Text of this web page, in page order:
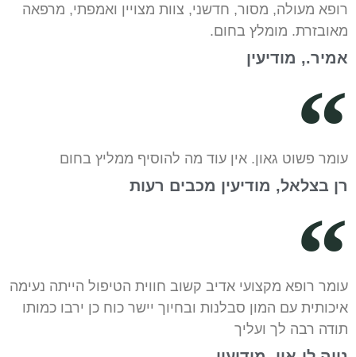
רופא מעולה, מסור, חדשני, צוות מצויין ואמפתי, מרפאה
מאובזרת. מומלץ בחום.
אמיר., מודיעין
עומר פשוט גאון. אין עוד מה להוסיף ממליץ בחום
רן בצלאל, מודיעין מכבים רעות
עומר רופא מקצועי אדיב קשוב חווית הטיפול הייתה נעימה
איכותית עם המון סבלנות ובחיוך יישר כוח כן ירבו כמותו
תודה רבה לך ועליך